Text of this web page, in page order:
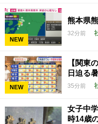
NEW
熊本県
32分前
NEW
【関東
日迫る
35分前
女子中
時14歳